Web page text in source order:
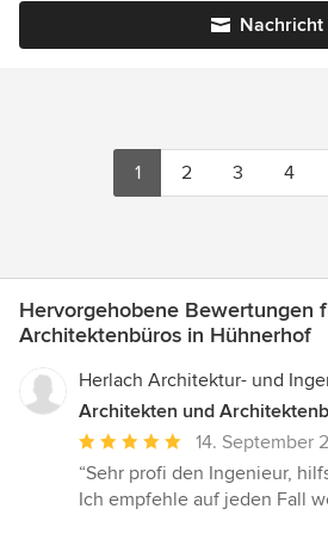
Nachricht
1 2 3 4
Hervorgehobene Bewertungen
Architektenbüros in Hühnerhof
Herlach Architektur- und
Architekten und
Durchschnittliche
Bewertung:
5
14. September
“Sehr profi den Ingenieur,
Ich empfehle auf jeden Fall